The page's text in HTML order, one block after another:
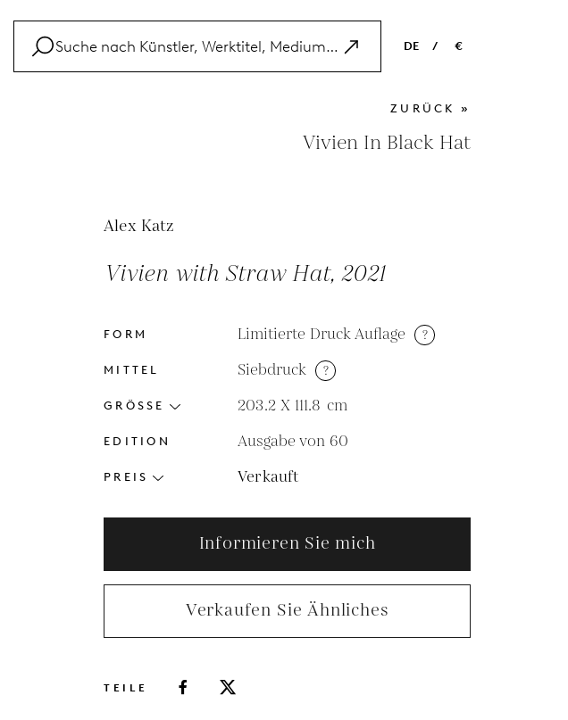
DE
NL
ES
/ €
EUR
GBP
ZURÜCK »
Vivien In Black Hat
Alex Katz
Vivien with Straw Hat, 2021
FORM Limitierte Druck Auflage ?
MITTEL Siebdruck ?
GRÖSSE 203.2 X 111.8 cm
EDITION Ausgabe von 60
PREIS Verkauft
Informieren Sie mich
Verkaufen Sie Ähnliches
TEILE